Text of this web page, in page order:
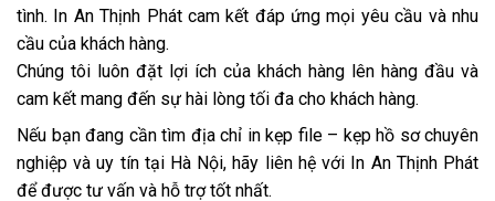
tình. In An Thịnh Phát cam kết đáp ứng mọi yêu cầu và nhu
cầu của khách hàng.
Chúng tôi luôn đặt lợi ích của khách hàng lên hàng đầu và
cam kết mang đến sự hài lòng tối đa cho khách hàng.
Nếu bạn đang cần tìm địa chỉ in kẹp file – kẹp hồ sơ chuyên
nghiệp và uy tín tại Hà Nội, hãy liên hệ với In An Thịnh Phát
để được tư vấn và hỗ trợ tốt nhất.